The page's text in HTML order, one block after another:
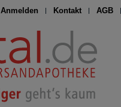
Anmelden Kontakt AGB